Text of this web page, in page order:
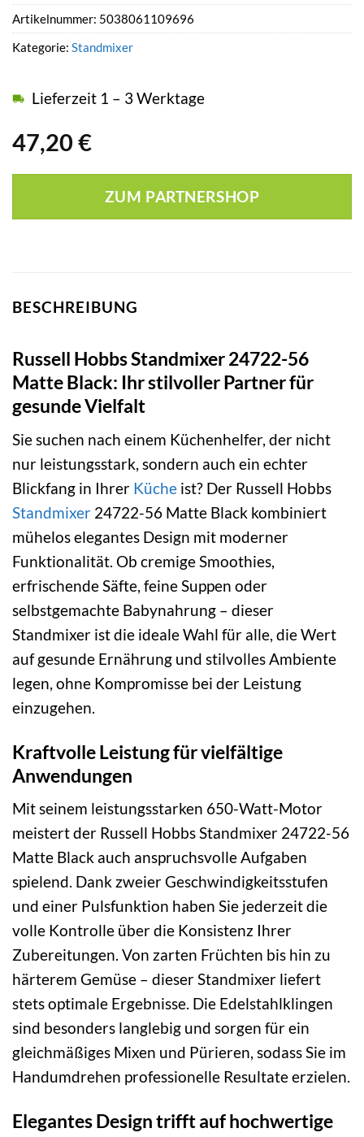
47,20 €
Lieferzeit 1 – 3 Werktage
ZUM PARTNERSHOP
Artikelnummer: 5038061109696
Kategorie: Standmixer
BESCHREIBUNG
Russell Hobbs Standmixer 24722-56
Matte Black: Ihr stilvoller Partner für
gesunde Vielfalt
Sie suchen nach einem Küchenhelfer, der nicht
nur leistungsstark, sondern auch ein echter
Blickfang in Ihrer Küche ist? Der Russell Hobbs
Standmixer 24722-56 Matte Black kombiniert
mühelos elegantes Design mit moderner
Funktionalität. Ob cremige Smoothies,
erfrischende Säfte, feine Suppen oder
selbstgemachte Babynahrung – dieser
Standmixer ist die ideale Wahl für alle, die Wert
auf gesunde Ernährung und stilvolles Ambiente
legen, ohne Kompromisse bei der Leistung
einzugehen.
Kraftvolle Leistung für vielfältige
Anwendungen
Mit seinem leistungsstarken 650-Watt-Motor
meistert der Russell Hobbs Standmixer 24722-56
Matte Black auch anspruchsvolle Aufgaben
spielend. Dank zweier Geschwindigkeitsstufen
und einer Pulsfunktion haben Sie jederzeit die
volle Kontrolle über die Konsistenz Ihrer
Zubereitungen. Von zarten Früchten bis hin zu
härterem Gemüse – dieser Standmixer liefert
stets optimale Ergebnisse. Die Edelstahlklingen
sind besonders langlebig und sorgen für ein
gleichmäßiges Mixen und Pürieren, sodass Sie im
Handumdrehen professionelle Resultate erzielen.
Elegantes Design trifft auf hochwertige